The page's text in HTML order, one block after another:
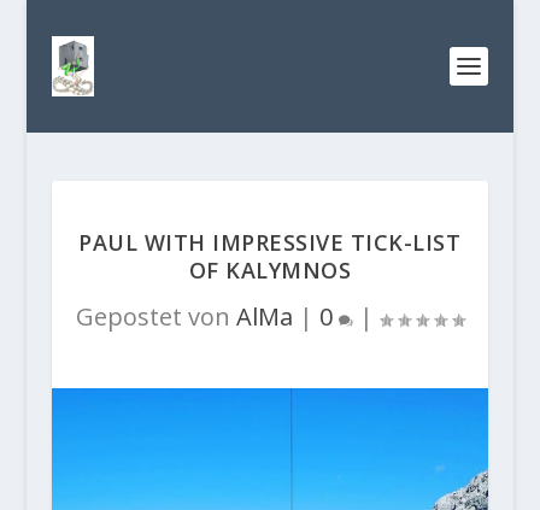
PAUL WITH IMPRESSIVE TICK-LIST
OF KALYMNOS
Gepostet von AlMa | 0 |